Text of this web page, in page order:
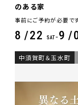
のある家
事前にご予約が必要で
8 22 SAT -9
中須賀町＆玉水町